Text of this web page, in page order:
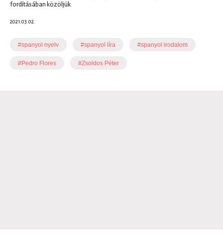
fordításában közöljük.
2021.03.02.
#spanyol nyelv #spanyol líra #spanyol irodalom
#Pedro Flores #Zsoldos Péter